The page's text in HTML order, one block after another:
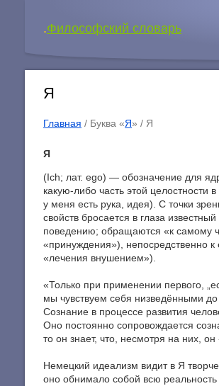
.Философский словарь
Я
Главная / Буква «Я» / Я
Я
(Ich; лат. ego) — обозначение для
какую-либо часть этой целостности
у меня есть рука, идея). С точки
свойств бросается в глаза
поведению; обращаются «к самому
«принуждения»), непосредственно
«лечения внушением»).
«Только при применении первого,
мы чувствуем себя низведёнными
Сознание в процессе развития
Оно постоянно сопровождается
то он знает, что, несмотря на них,
Немецкий идеализм видит в Я
оно обнимало собой всю